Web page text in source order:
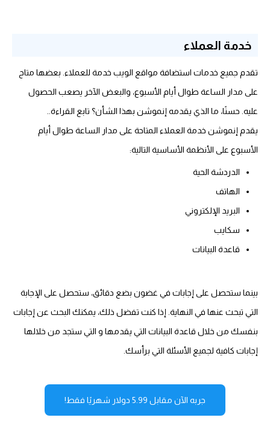
خدمة العملاء
تقدم جميع خدمات استضافة مواقع الويب خدمة للعملاء. بعضها متاح
على مدار الساعة طوال أيام الأسبوع، والبعض الآخر يصعب الحصول
عليه. حسنًا، ما الذي يقدمه إنموشن بهذا الشأن؟ تابع القراءة..
يقدم إنموشن خدمة العملاء المتاحة على مدار الساعة طوال أيام
الأسبوع على الأنظمة الأساسية التالية:
الدردشة الحية
الهاتف
البريد الإلكتروني
سكايب
قاعدة البيانات
بينما ستحصل على إجابات في غضون بضع دقائق، ستحصل على الإجابة
التي تبحث عنها في النهاية. إذا كنت تفضل ذلك، يمكنك البحث عن إجابات
بنفسك من خلال قاعدة البيانات التي يقدمها و التي ستجد من خلالها
إجابات كافية لجميع الأسئلة التي برأسك.
جربه الآن مقابل 5.99 دولار شهريًا فقط!